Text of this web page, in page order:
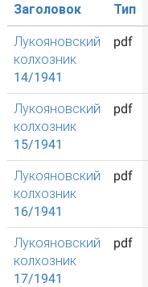
Заголовок Тип
Лукояновский
колхозник
14/1941
pdf
Лукояновский
колхозник
15/1941
pdf
Лукояновский
колхозник
16/1941
pdf
Лукояновский
колхозник
17/1941
pdf